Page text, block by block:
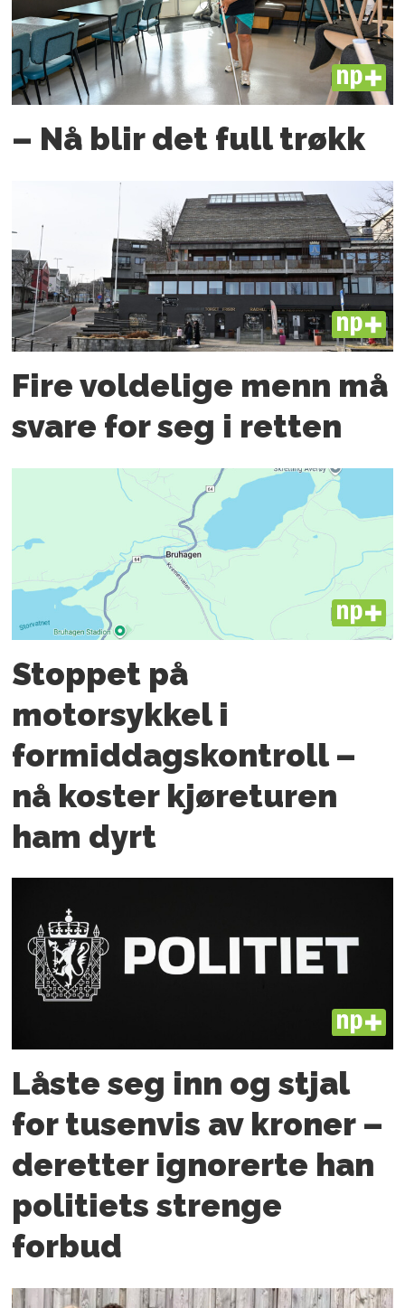
PLUS
– Nå blir det full trøkk
PLUS
Fire voldelige menn må
svare for seg i retten
PLUS
Stoppet på
motorsykkel i
formiddagskontroll –
nå koster kjøreturen
ham dyrt
PLUS
Låste seg inn og stjal
for tusenvis av kroner –
deretter ignorerte han
politiets strenge
forbud